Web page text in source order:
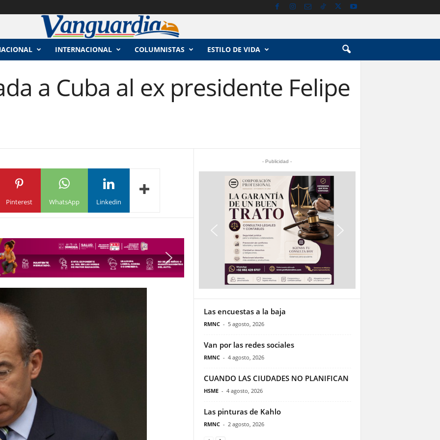
INTERNACIONAL COLUMNISTAS ESTILO DE VIDA
a Cuba al ex presidente Felipe
Pinterest WhatsApp Linkedin
- Publicidad -
Las encuestas a la baja
RMNC - 5 agosto, 2026
Van por las redes sociales
RMNC - 4 agosto, 2026
CUANDO LAS CIUDADES NO PLANIFICAN
HSME - 4 agosto, 2026
Las pinturas de Kahlo
RMNC - 2 agosto, 2026